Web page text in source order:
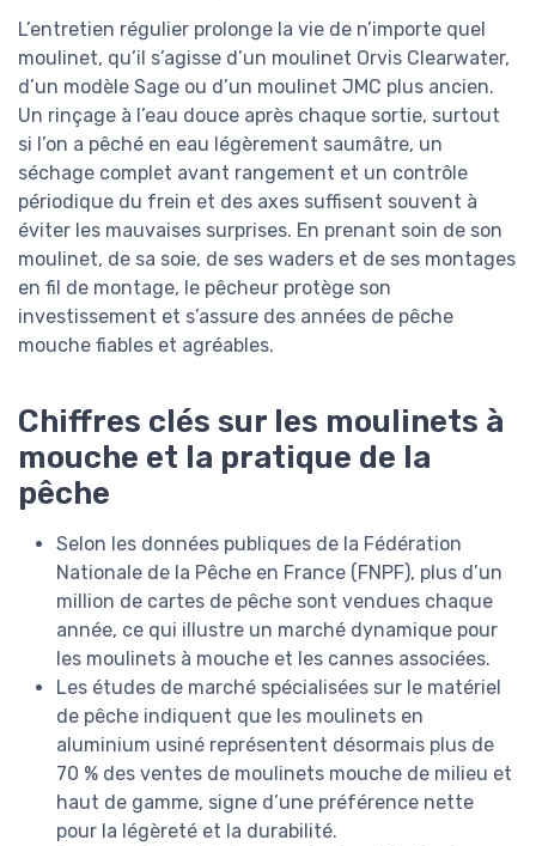
L’entretien régulier prolonge la vie de n’importe quel
moulinet, qu’il s’agisse d’un moulinet Orvis Clearwater,
d’un modèle Sage ou d’un moulinet JMC plus ancien.
Un rinçage à l’eau douce après chaque sortie, surtout
si l’on a pêché en eau légèrement saumâtre, un
séchage complet avant rangement et un contrôle
périodique du frein et des axes suffisent souvent à
éviter les mauvaises surprises. En prenant soin de son
moulinet, de sa soie, de ses waders et de ses montages
en fil de montage, le pêcheur protège son
investissement et s’assure des années de pêche
mouche fiables et agréables.
Chiffres clés sur les moulinets à
mouche et la pratique de la
pêche
Selon les données publiques de la Fédération
Nationale de la Pêche en France (FNPF), plus d’un
million de cartes de pêche sont vendues chaque
année, ce qui illustre un marché dynamique pour
les moulinets à mouche et les cannes associées.
Les études de marché spécialisées sur le matériel
de pêche indiquent que les moulinets en
aluminium usiné représentent désormais plus de
70 % des ventes de moulinets mouche de milieu et
haut de gamme, signe d’une préférence nette
pour la légèreté et la durabilité.